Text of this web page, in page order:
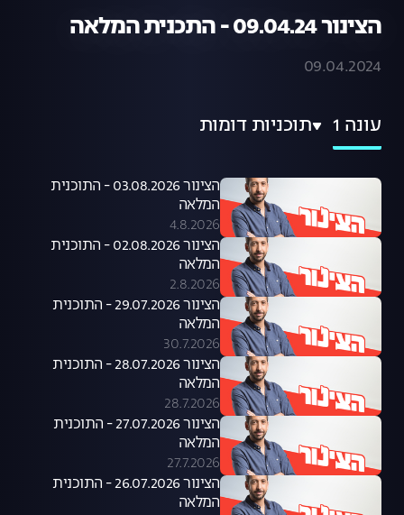
הצינור 09.04.24 - התכנית המלאה
09.04.2024
עונה 1 תוכניות דומות
הצינור 03.08.2026 - התוכנית
המלאה
4.8.2026
הצינור 02.08.2026 - התוכנית
המלאה
2.8.2026
הצינור 29.07.2026 - התוכנית
המלאה
30.7.2026
הצינור 28.07.2026 - התוכנית
המלאה
28.7.2026
הצינור 27.07.2026 - התוכנית
המלאה
27.7.2026
הצינור 26.07.2026 - התוכנית
המלאה